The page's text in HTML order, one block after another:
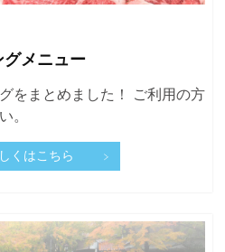
グメニュー
をまとめました！ ご利用の方
。
くはこちら